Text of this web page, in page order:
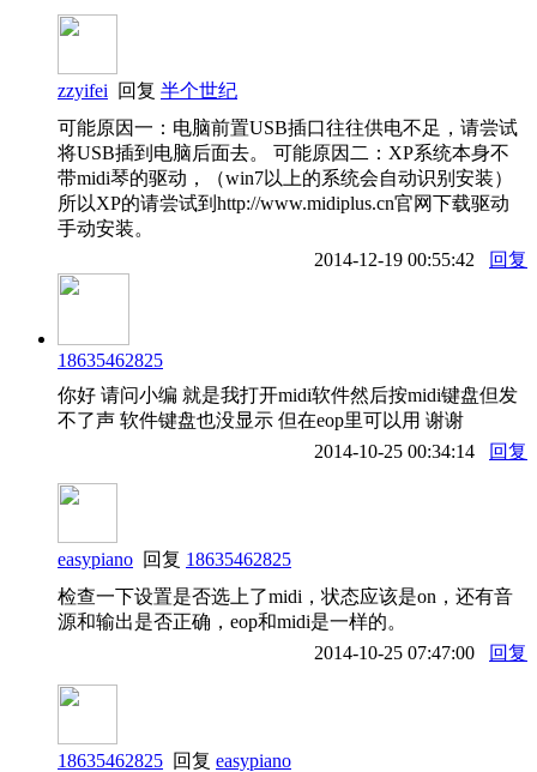
zzyifei 回复 半个世纪
可能原因一：电脑前置USB插口往往供电不足，请尝试
将USB插到电脑后面去。 可能原因二：XP系统本身不
带midi琴的驱动，（win7以上的系统会自动识别安装）
所以XP的请尝试到http://www.midiplus.cn官网下载驱动
手动安装。
2014-12-19 00:55:42
回复
18635462825
你好 请问小编 就是我打开midi软件然后按midi键盘但发
不了声 软件键盘也没显示 但在eop里可以用 谢谢
2014-10-25 00:34:14
回复
easypiano 回复 18635462825
检查一下设置是否选上了midi，状态应该是on，还有音
源和输出是否正确，eop和midi是一样的。
2014-10-25 07:47:00
回复
18635462825 回复 easypiano